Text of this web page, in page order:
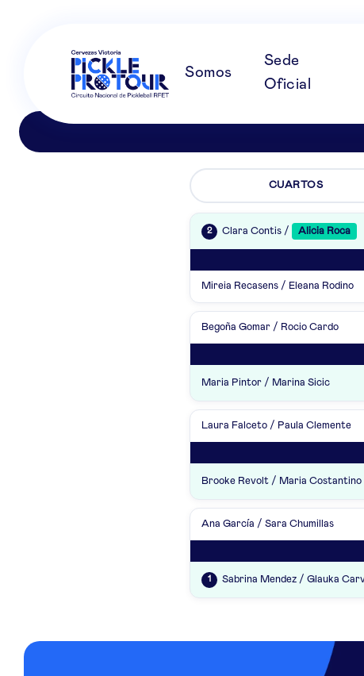
Somos
Sede
Oficial
CUARTOS
2 Clara Contis / Alicia Roca
Mireia Recasens / Eleana Rodino
Begoña Gomar / Rocio Cardo
Maria Pintor / Marina Sicic
Laura Falceto / Paula Clemente
Brooke Revolt / Maria Costantino
Ana García / Sara Chumillas
1 Sabrina Mendez / Glauka